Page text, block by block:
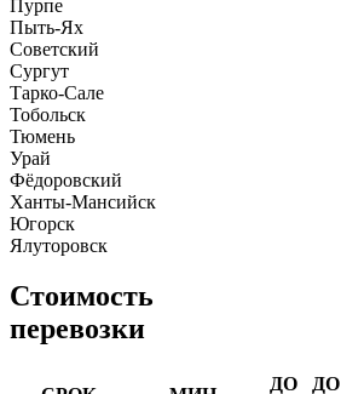
Пурпе
Пыть-Ях
Советский
Сургут
Тарко-Сале
Тобольск
Тюмень
Урай
Фёдоровский
Ханты-Мансийск
Югорск
Ялуторовск
Стоимость
перевозки
ДО
ДО